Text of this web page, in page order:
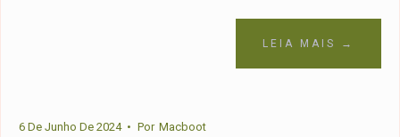
LEIA MAIS →
6 De Junho De 2024 • Por Macboot